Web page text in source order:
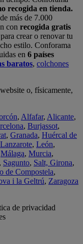
recogida en tienda.
más de 7.000
con recogida gratis
crear o renovar tu
estilo. Conforama
en 6 países
baratos, colchones
o, físicamente,
, Alfafar, Alicante,
, Burjassot,
, Granada, Huércal de
Lanzarote, León,
Málaga, Murcia,
, Sagunto, Salt, Girona,
de Compostela,
i la Geltrú, Zaragoza
de privacidad